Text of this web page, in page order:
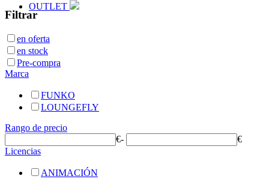
OUTLET
Filtrar
en oferta
en stock
Pre-compra
Marca
FUNKO
LOUNGEFLY
Rango de precio
€-
€
Licencias
ANIMACIÓN